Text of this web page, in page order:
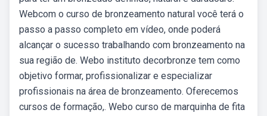
Webcom o curso de bronzeamento natural você terá o
passo a passo completo em vídeo, onde poderá
alcançar o sucesso trabalhando com bronzeamento na
sua região de. Webo instituto decorbronze tem como
objetivo formar, profissionalizar e especializar
profissionais na área de bronzeamento. Oferecemos
cursos de formação,. Webo curso de marquinha de fita